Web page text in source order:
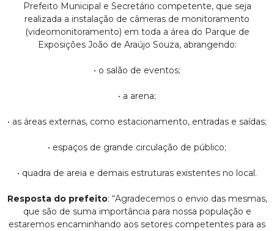
Prefeito Municipal e Secretário competente, que seja
realizada a instalação de câmeras de monitoramento
(videomonitoramento) em toda a área do Parque de
Exposições João de Araújo Souza, abrangendo:
• o salão de eventos;
• a arena;
• as áreas externas, como estacionamento, entradas e saídas;
• espaços de grande circulação de público;
• quadra de areia e demais estruturas existentes no local.
Resposta do prefeito: “Agradecemos o envio das mesmas,
que são de suma importância para nossa população e
estaremos encaminhando aos setores competentes para as